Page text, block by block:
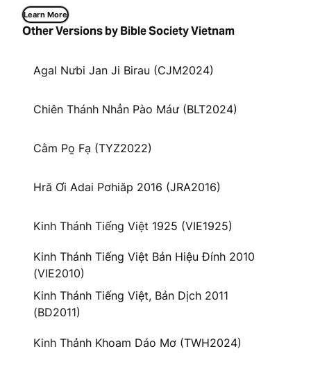
Learn More
Other Versions by Bible Society Vietnam
Agal Nưbi Jan Ji Birau (CJM2024)
Chiên Thánh Nhẳn Pào Máư (BLT2024)
Cằm Po̱ Fạ (TYZ2022)
Hră Ơi Adai Pơhiăp 2016 (JRA2016)
Kinh Thánh Tiếng Việt 1925 (VIE1925)
Kinh Thánh Tiếng Việt Bản Hiệu Đính 2010
(VIE2010)
Kinh Thánh Tiếng Việt, Bản Dịch 2011
(BD2011)
Kinh Thảnh Khoam Dáo Mơ (TWH2024)